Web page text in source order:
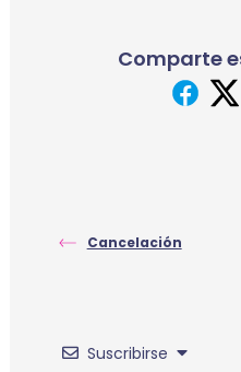
Comparte
Cancelación
Suscribirse